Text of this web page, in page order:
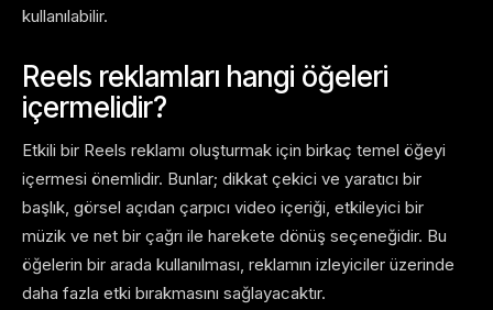
kullanılabilir.
Reels reklamları hangi öğeleri
içermelidir?
Etkili bir Reels reklamı oluşturmak için birkaç temel öğeyi
içermesi önemlidir. Bunlar; dikkat çekici ve yaratıcı bir
başlık, görsel açıdan çarpıcı video içeriği, etkileyici bir
müzik ve net bir çağrı ile harekete dönüş seçeneğidir. Bu
öğelerin bir arada kullanılması, reklamın izleyiciler üzerinde
daha fazla etki bırakmasını sağlayacaktır.